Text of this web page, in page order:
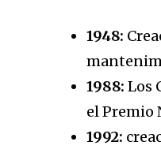
1948:
1988: Los
el Premio
1992: